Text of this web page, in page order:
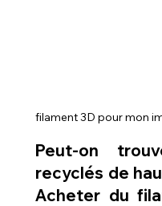
filament 3D pour mon
Peut-on
recyclés de
Acheter du